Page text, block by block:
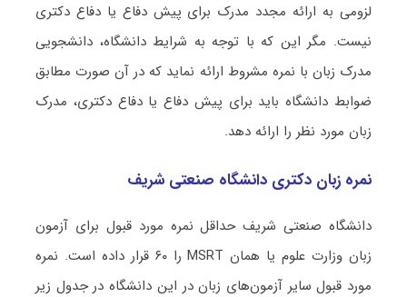
لزومی به ارائه مجدد مدرک برای پیش دفاع یا دفاع دکتری
نیست. مگر این که با توجه به شرایط دانشگاه، دانشجویی
مدرک زبان با نمره مشروط ارائه نماید که در آن صورت مطابق
ضوابط دانشگاه باید برای پیش دفاع یا دفاع دکتری، مدرک
زبان مورد نظر را ارائه دهد.
نمره زبان دکتری دانشگاه صنعتی شریف
دانشگاه صنعتی شریف حداقل نمره مورد قبول برای آزمون
زبان وزارت علوم یا همان MSRT را ۶۰ قرار داده است. نمره
مورد قبول سایر آزمون‌های زبان در این دانشگاه در جدول زیر